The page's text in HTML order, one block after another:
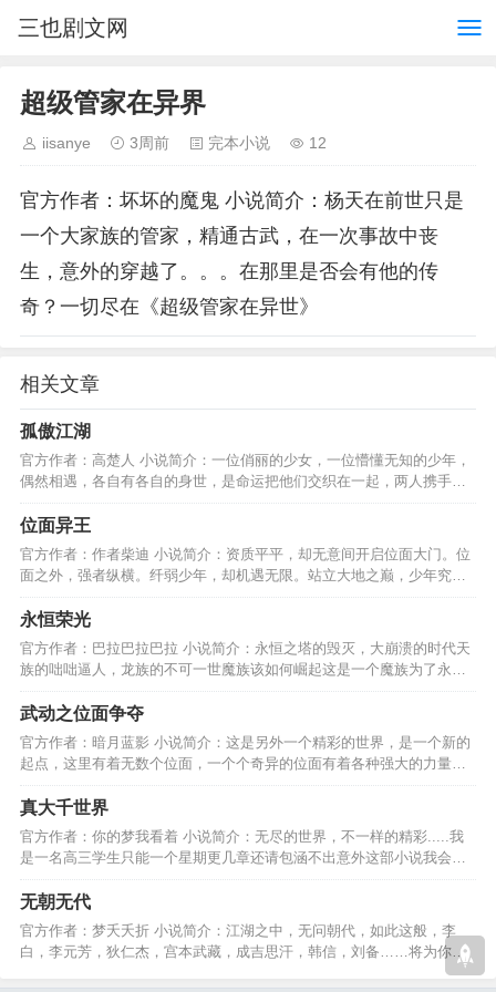
三也剧文网
超级管家在异界
iisanye 3周前 完本小说 12
官方作者：坏坏的魔鬼 小说简介：杨天在前世只是
一个大家族的管家，精通古武，在一次事故中丧
生，意外的穿越了。。。在那里是否会有他的传
奇？一切尽在《超级管家在异世》
相关文章
孤傲江湖
官方作者：高楚人 小说简介：一位俏丽的少女，一位懵懂无知的少年，
偶然相遇，各自有各自的身世，是命运把他们交织在一起，两人携手踏
上险恶的江湖之路………
位面异王
官方作者：作者柴迪 小说简介：资质平平，却无意间开启位面大门。位
面之外，强者纵横。纤弱少年，却机遇无限。站立大地之巅，少年究竟
能否找回真正的自己。…
永恒荣光
官方作者：巴拉巴拉巴拉 小说简介：永恒之塔的毁灭，大崩溃的时代天
族的咄咄逼人，龙族的不可一世魔族该如何崛起这是一个魔族为了永恒
荣光，誓死不退的故事…
武动之位面争夺
官方作者：暗月蓝影 小说简介：这是另外一个精彩的世界，是一个新的
起点，这里有着无数个位面，一个个奇异的位面有着各种强大的力量，
谁又能统治这个世界?…
真大千世界
官方作者：你的梦我看着 小说简介：无尽的世界，不一样的精彩.....我
是一名高三学生只能一个星期更几章还请包涵不出意外这部小说我会写
十年，但一定会完结。…
无朝无代
官方作者：梦夭夭折 小说简介：江湖之中，无问朝代，如此这般，李
白，李元芳，狄仁杰，宫本武藏，成吉思汗，韩信，刘备……将为你展